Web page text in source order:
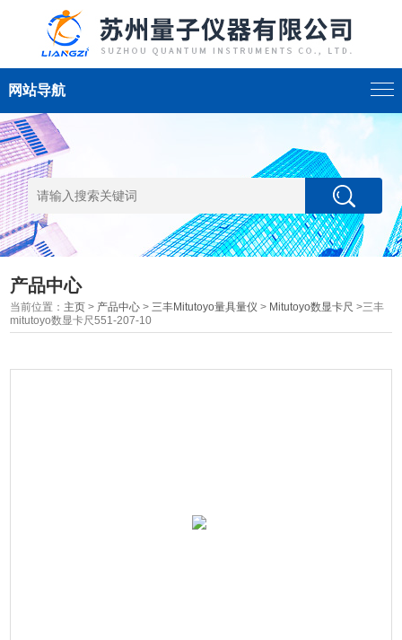
网站导航
产品中心
当前位置： 主页 > 产品中心 >三丰Mitutoyo量具量仪 > Mitutoyo数显卡尺 >三丰
mitutoyo数显卡尺551-207-10